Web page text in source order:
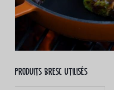
Produits Bresc utilisés